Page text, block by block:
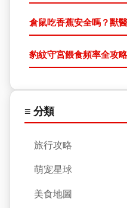
倉鼠吃香蕉安全嗎？獸
豹紋守宮餵食頻率全攻
≡ 分類
旅行攻略
萌宠星球
美食地圖